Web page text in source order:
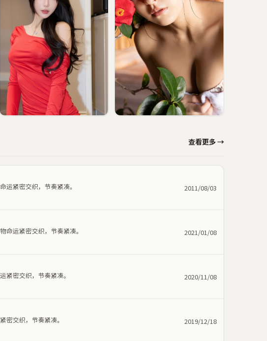
查看更多 →
紧密交织，节奏紧凑。 2011/08/03
运紧密交织，节奏紧凑。 2021/01/08
密交织，节奏紧凑。 2020/11/08
交织，节奏紧凑。 2019/12/18